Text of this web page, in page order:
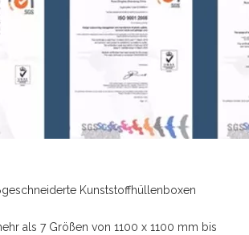
Kunststoffhüllenboxen
als 7 Größen von 1100 x 1100 mm bis